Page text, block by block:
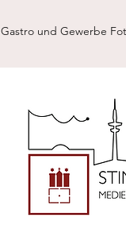
Gastro und Gewerbe